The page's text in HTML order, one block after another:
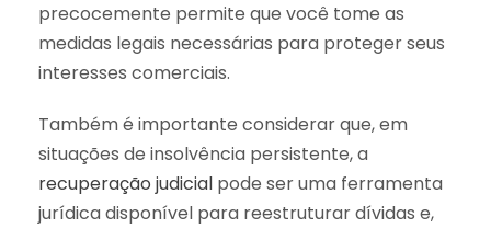
precocemente permite que você tome as
medidas legais necessárias para proteger seus
interesses comerciais.
Também é importante considerar que, em
situações de insolvência persistente, a
recuperação judicial pode ser uma ferramenta
jurídica disponível para reestruturar dívidas e,